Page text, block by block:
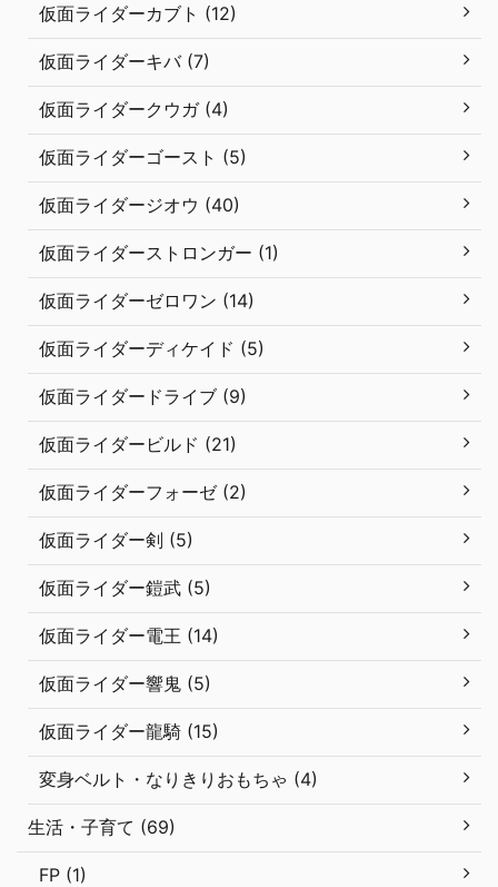
仮面ライダーカブト (12)
仮面ライダーキバ (7)
仮面ライダークウガ (4)
仮面ライダーゴースト (5)
仮面ライダージオウ (40)
仮面ライダーストロンガー (1)
仮面ライダーゼロワン (14)
仮面ライダーディケイド (5)
仮面ライダードライブ (9)
仮面ライダービルド (21)
仮面ライダーフォーゼ (2)
仮面ライダー剣 (5)
仮面ライダー鎧武 (5)
仮面ライダー電王 (14)
仮面ライダー響鬼 (5)
仮面ライダー龍騎 (15)
変身ベルト・なりきりおもちゃ (4)
生活・子育て (69)
FP (1)